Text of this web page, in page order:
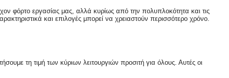
φόρτο εργασίας μας, αλλά κυρίως από την πολυπλοκότητα και τις
και επιλογές μπορεί να χρειαστούν περισσότερο χρόνο.
τη τιμή των κύριων λειτουργιών προσιτή για όλους. Αυτές οι